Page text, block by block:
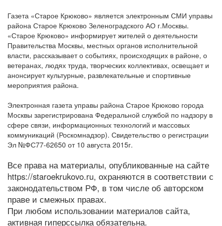
Газета «Старое Крюково» является электронным СМИ управы
района Старое Крюково Зеленоградского АО г.Москвы.
«Старое Крюково» информирует жителей о деятельности
Правительства Москвы, местных органов исполнительной
власти, рассказывает о событиях, происходящих в районе, о
ветеранах, людях труда, творческих коллективах, освещает и
анонсирует культурные, развлекательные и спортивные
мероприятия района.
Электронная газета управы района Старое Крюково города
Москвы зарегистрирована Федеральной службой по надзору в
сфере связи, информационных технологий и массовых
коммуникаций (Роскомнадзор). Свидетельство о регистрации
Эл №ФС77-62650 от 10 августа 2015г.
Все права на материалы, опубликованные на сайте
https://staroekrukovo.ru, охраняются в соответствии с
законодательством РФ, в том числе об авторском
праве и смежных правах.
При любом использовании материалов сайта,
активная гиперссылка обязательна.